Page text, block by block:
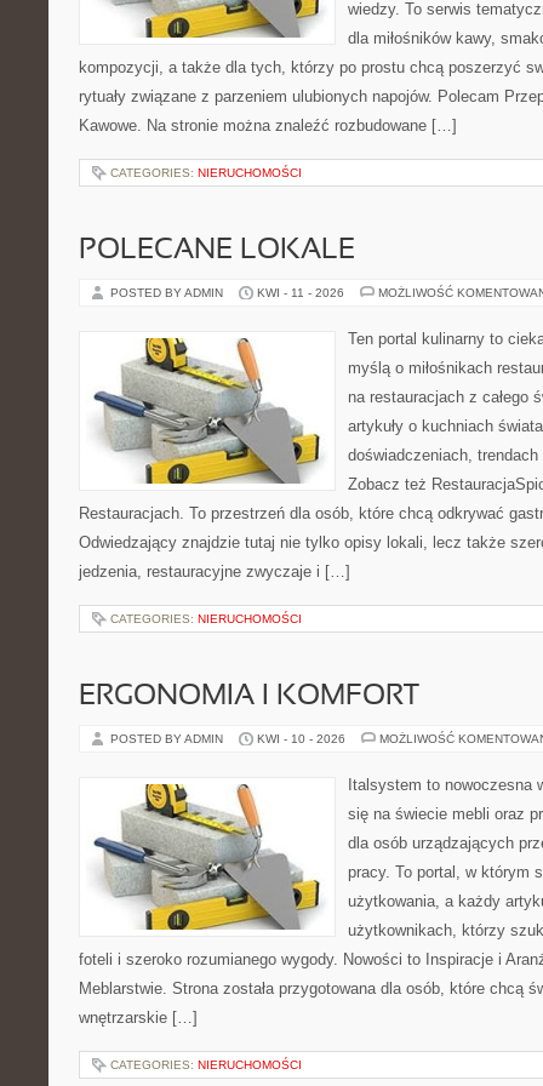
wiedzy. To serwis
dla miłośników kawy,
kompozycji, a także dla tych, którzy po prostu chcą poszerzyć
rytuały związane z parzeniem ulubionych napojów. Polecam
Kawowe. Na stronie można znaleźć rozbudowane […]
CATEGORIES: NIERUCHOMOŚCI
POLECANE LOKALE
POSTED BY ADMIN KWI - 11 - 2026 MOŻLIWOŚĆ
Ten portal kulinarny to
myślą o miłośnikach
na restauracjach z całego
artykuły o kuchniach
doświadczeniach,
Zobacz też
Restauracjach. To przestrzeń dla osób, które chcą odkrywać
Odwiedzający znajdzie tutaj nie tylko opisy lokali, lecz także
jedzenia, restauracyjne zwyczaje i […]
CATEGORIES: NIERUCHOMOŚCI
ERGONOMIA I KOMFORT
POSTED BY ADMIN KWI - 10 - 2026 MOŻLIWOŚĆ
Italsystem to nowoczesna
się na świecie mebli oraz
dla osób urządzających
pracy. To portal, w którym
użytkowania, a każdy
użytkownikach, którzy
foteli i szeroko rozumianego wygody. Nowości to Inspiracje i
Meblarstwie. Strona została przygotowana dla osób, które chcą
wnętrzarskie […]
CATEGORIES: NIERUCHOMOŚCI